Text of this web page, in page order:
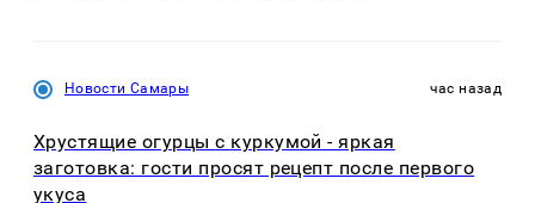
Новости Самары час назад
Хрустящие огурцы с куркумой - яркая
заготовка: гости просят рецепт после первого
укуса